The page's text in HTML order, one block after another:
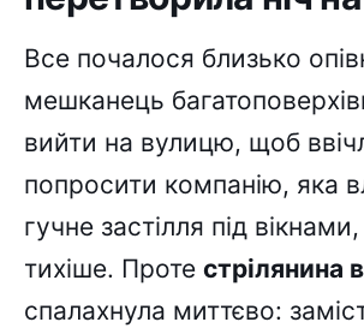
Все почалося близько
мешканець
вийти на вулицю, щоб
попросити компанію, яка
гучне застілля під
тихіше. Проте стрілянина
спалахнула миттєво: